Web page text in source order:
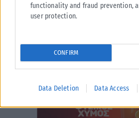
functionality and fraud prevention,
user protection.
CONFIRM
Data Deletion Data Access